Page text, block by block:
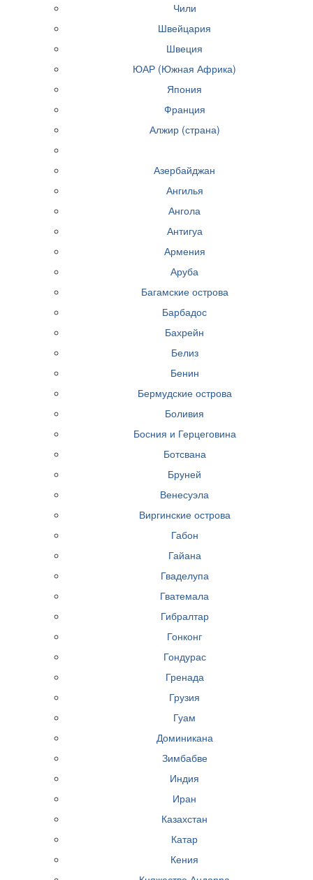
Чили
Швейцария
Швеция
ЮАР (Южная Африка)
Япония
Франция
Алжир (страна)
Азербайджан
Ангилья
Ангола
Антигуа
Армения
Аруба
Багамские острова
Барбадос
Бахрейн
Белиз
Бенин
Бермудские острова
Боливия
Босния и Герцеговина
Ботсвана
Бруней
Венесуэла
Виргинские острова
Габон
Гайана
Гваделупа
Гватемала
Гибралтар
Гонконг
Гондурас
Гренада
Грузия
Гуам
Доминикана
Зимбабве
Индия
Иран
Казахстан
Катар
Кения